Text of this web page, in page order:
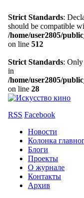
Strict Standards:
should be compatible
/home/user2805/
on line 512
Strict Standards: Only
in
/home/user2805/
on line 28
RSS Facebook
Новости
Колонка
Блоги
Проекты
О журнале
Контакты
Архив